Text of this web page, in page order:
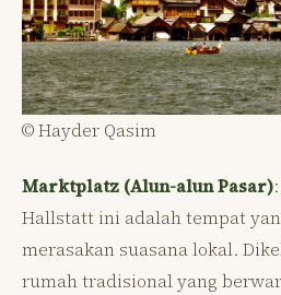
© Hayder Qasim
Marktplatz (Alun-alun Pasar)
Hallstatt ini adalah tempat
merasakan suasana lokal.
rumah tradisional yang